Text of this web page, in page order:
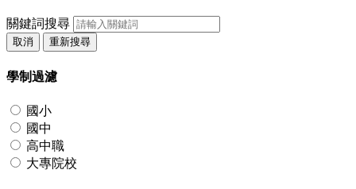
關鍵詞搜尋
取消 重新搜尋
學制過濾
國小
國中
高中職
大專院校